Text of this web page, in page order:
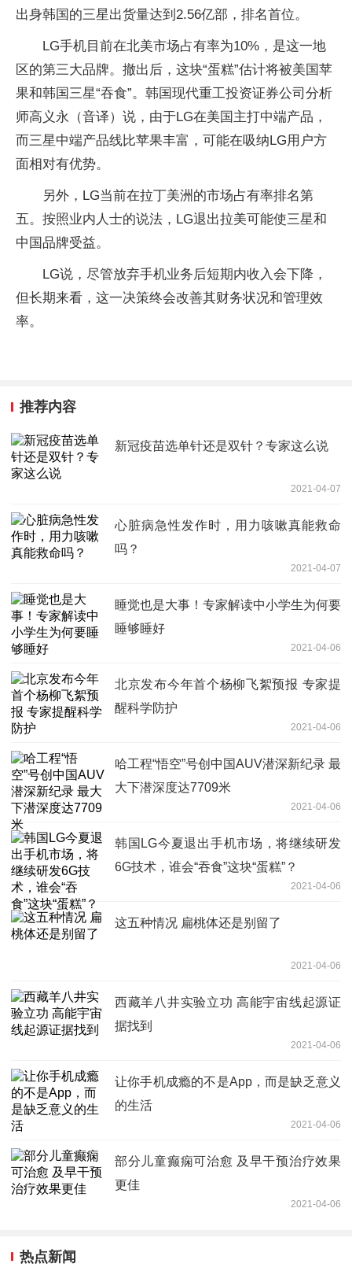
出身韩国的三星出货量达到2.56亿部，排名首位。
LG手机目前在北美市场占有率为10%，是这一地
区的第三大品牌。撤出后，这块“蛋糕”估计将被美国苹
果和韩国三星“吞食”。韩国现代重工投资证券公司分析
师高义永（音译）说，由于LG在美国主打中端产品，
而三星中端产品线比苹果丰富，可能在吸纳LG用户方
面相对有优势。
另外，LG当前在拉丁美洲的市场占有率排名第
五。按照业内人士的说法，LG退出拉美可能使三星和
中国品牌受益。
LG说，尽管放弃手机业务后短期内收入会下降，
但长期来看，这一决策终会改善其财务状况和管理效
率。
推荐内容
新冠疫苗选单针还是双针？专家这么说
2021-04-07
心脏病急性发作时，用力咳嗽真能救命
吗？
2021-04-07
睡觉也是大事！专家解读中小学生为何要
睡够睡好
2021-04-06
北京发布今年首个杨柳飞絮预报 专家提
醒科学防护
2021-04-06
哈工程“悟空”号创中国AUV潜深新纪录 最
大下潜深度达7709米
2021-04-06
韩国LG今夏退出手机市场，将继续研发
6G技术，谁会“吞食”这块“蛋糕”？
2021-04-06
这五种情况 扁桃体还是别留了
2021-04-06
西藏羊八井实验立功 高能宇宙线起源证
据找到
2021-04-06
让你手机成瘾的不是App，而是缺乏意义
的生活
2021-04-06
部分儿童癫痫可治愈 及早干预治疗效果
更佳
2021-04-06
热点新闻